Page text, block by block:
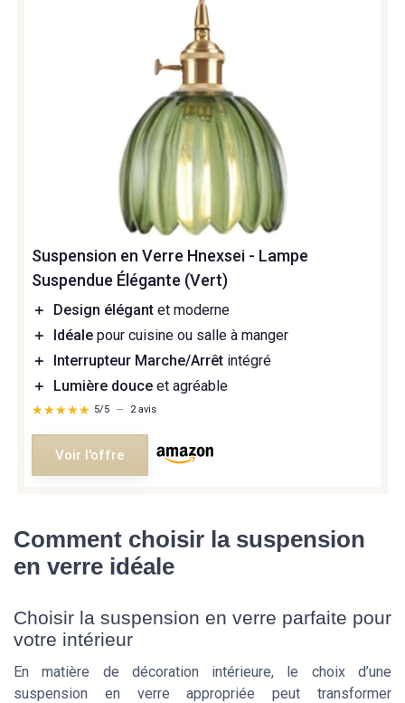
Suspension en Verre Hnexsei - Lampe
Suspendue Élégante (Vert)
＋ Design élégant et moderne
＋
Idéale pour cuisine ou salle à manger
＋
Interrupteur Marche/Arrêt intégré
＋
Lumière douce et agréable
★★★★★
★★★★★ 5/5 — 2 avis
Voir l'offre
Comment choisir la suspension
en verre idéale
Choisir la suspension en verre parfaite pour
votre intérieur
En matière de décoration intérieure, le choix d’une
suspension en verre appropriée peut transformer